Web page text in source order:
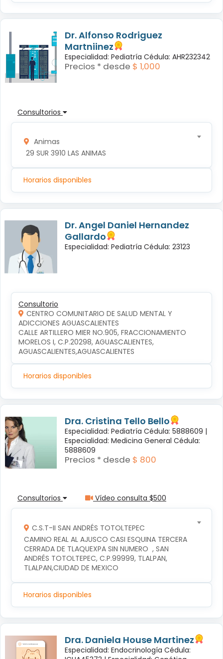
Dr. Alfonso Rodriguez
Martniinez
Especialidad: Pediatría Cédula: AHR232342
Precios * desde $ 1,000
Consultorios
Animas
29 SUR 3910 LAS ANIMAS
Horarios disponibles
Dr. Angel Daniel Hernandez
Gallardo
Especialidad: Pediatría Cédula: 23123
Consultorio
CENTRO COMUNITARIO DE SALUD MENTAL Y
ADICCIONES AGUASCALIENTES
CALLE ARTILLERO MIER NO.905, FRACCIONAMIENTO
MORELOS I, C.P.20298, AGUASCALIENTES,
AGUASCALIENTES,AGUASCALIENTES
Horarios disponibles
Dra. Cristina Tello Bello
Especialidad: Pediatría Cédula: 5888609 |
Especialidad: Medicina General Cédula:
5888609
Precios * desde $ 800
Consultorios Vídeo consulta $500
C.S.T-II SAN ANDRÉS TOTOLTEPEC
CAMINO REAL AL AJUSCO CASI ESQUINA TERCERA
CERRADA DE TLAQUEXPA SIN NUMERO  , SAN
ANDRÉS TOTOLTEPEC, C.P.99999, TLALPAN,
TLALPAN,CIUDAD DE MEXICO
Horarios disponibles
Dra. Daniela House Martinez
Especialidad: Endocrinología Cédula: